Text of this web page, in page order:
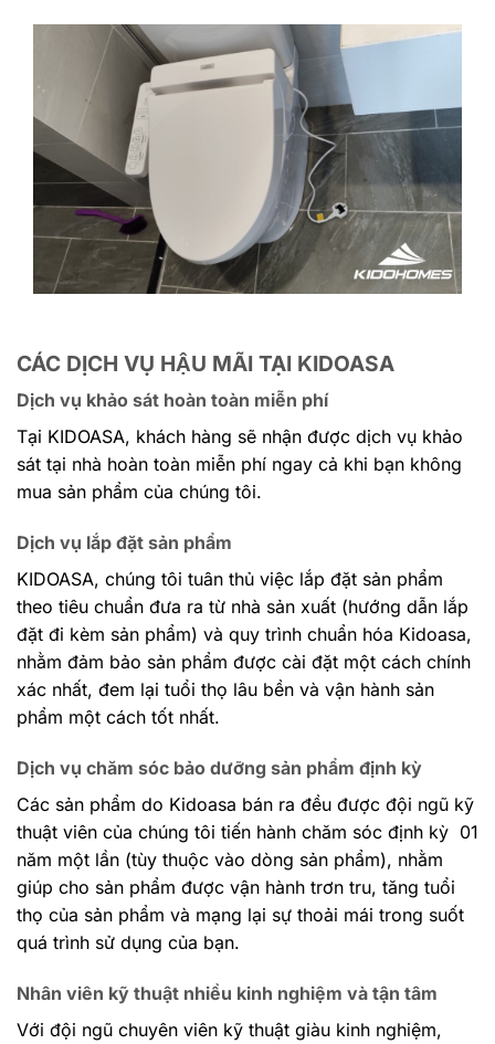
CÁC DỊCH VỤ HẬU MÃI TẠI KIDOASA
Dịch vụ khảo sát hoàn toàn miễn phí
Tại KIDOASA, khách hàng sẽ nhận được dịch vụ khảo
sát tại nhà hoàn toàn miễn phí ngay cả khi bạn không
mua sản phẩm của chúng tôi.
Dịch vụ lắp đặt sản phẩm
KIDOASA, chúng tôi tuân thủ việc lắp đặt sản phẩm
theo tiêu chuẩn đưa ra từ nhà sản xuất (hướng dẫn lắp
đặt đi kèm sản phẩm) và quy trình chuẩn hóa Kidoasa,
nhằm đảm bảo sản phẩm được cài đặt một cách chính
xác nhất, đem lại tuổi thọ lâu bền và vận hành sản
phẩm một cách tốt nhất.
Dịch vụ chăm sóc bảo dưỡng sản phẩm định kỳ
Các sản phẩm do Kidoasa bán ra đều được đội ngũ kỹ
thuật viên của chúng tôi tiến hành chăm sóc định kỳ 01
năm một lần (tùy thuộc vào dòng sản phẩm), nhằm
giúp cho sản phẩm được vận hành trơn tru, tăng tuổi
thọ của sản phẩm và mạng lại sự thoải mái trong suốt
quá trình sử dụng của bạn.
Nhân viên kỹ thuật nhiều kinh nghiệm và tận tâm
Với đội ngũ chuyên viên kỹ thuật giàu kinh nghiệm,